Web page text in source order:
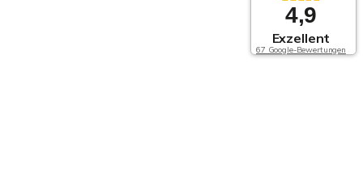
4,9
Exzellent
67 Google-Bewertungen